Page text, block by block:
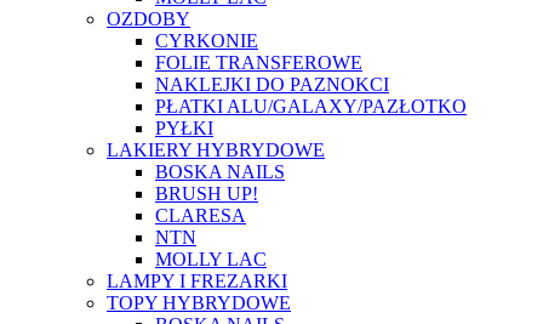
OZDOBY
CYRKONIE
FOLIE TRANSFEROWE
NAKLEJKI DO PAZNOKCI
PŁATKI ALU/GALAXY/PAZŁOTKO
PYŁKI
LAKIERY HYBRYDOWE
BOSKA NAILS
BRUSH UP!
CLARESA
NTN
MOLLY LAC
LAMPY I FREZARKI
TOPY HYBRYDOWE